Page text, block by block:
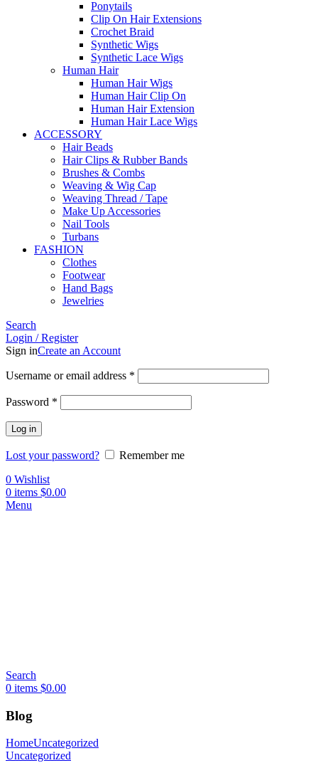
Ponytails
Clip On Hair Extensions
Crochet Braid
Synthetic Wigs
Synthetic Lace Wigs
Human Hair
Human Hair Wigs
Human Hair Clip On
Human Hair Extension
Human Hair Lace Wigs
ACCESSORY
Hair Beads
Hair Clips & Rubber Bands
Brushes & Combs
Weaving & Wig Cap
Weaving Thread / Tape
Make Up Accessories
Nail Tools
Turbans
FASHION
Clothes
Footwear
Hand Bags
Jewelries
Search
Login / Register
Sign inCreate an Account
Username or email address *
Password *
Log in
Lost your password?
Remember me
0 Wishlist
0 items $0.00
Menu
Search
0 items $0.00
Blog
HomeUncategorized
Uncategorized